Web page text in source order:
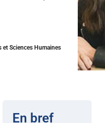
et Sciences Humaines
En bref